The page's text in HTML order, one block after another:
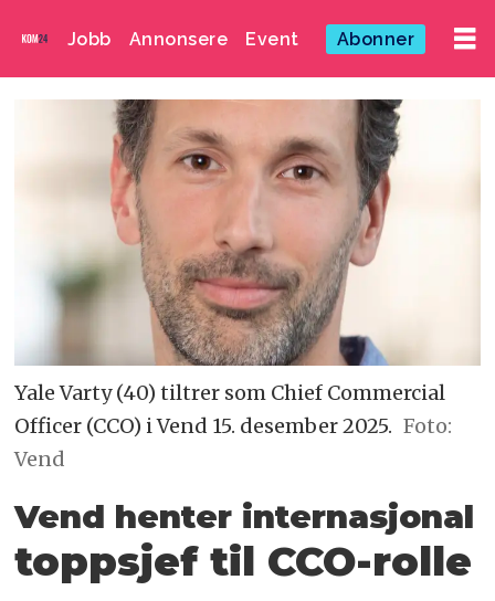
Jobb Annonsere Event Abonner
Yale Varty (40) tiltrer som Chief Commercial
Officer (CCO) i Vend 15. desember 2025. Foto:
Vend
Vend henter internasjonal
toppsjef til CCO-rolle